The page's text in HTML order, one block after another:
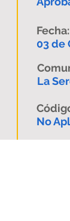
Fecha:
03 de
La
No